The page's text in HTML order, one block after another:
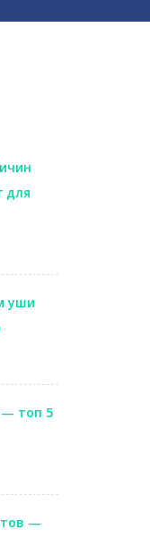
для
уши
— топ 5
—